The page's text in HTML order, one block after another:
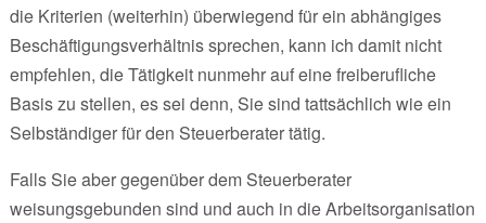
die Kriterien (weiterhin) überwiegend für ein abhängiges
Beschäftigungsverhältnis sprechen, kann ich damit nicht
empfehlen, die Tätigkeit nunmehr auf eine freiberufliche
Basis zu stellen, es sei denn, Sie sind tattsächlich wie ein
Selbständiger für den Steuerberater tätig.
Falls Sie aber gegenüber dem Steuerberater
weisungsgebunden sind und auch in die Arbeitsorganisation